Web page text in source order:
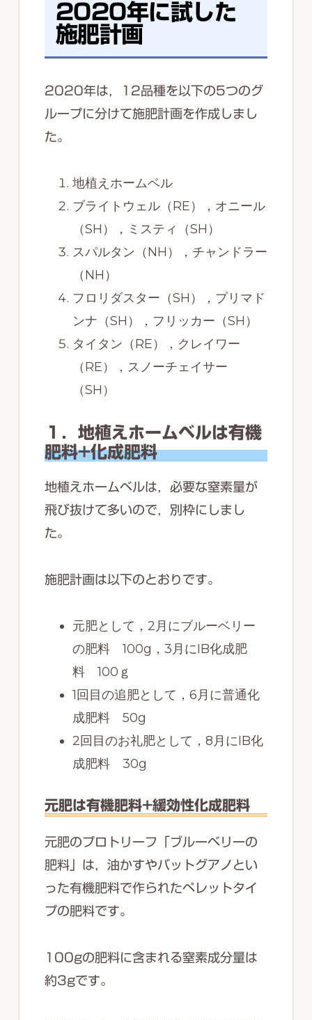
2020年に試した
施肥計画
2020年は，12品種を以下の5つのグ
ループに分けて施肥計画を作成しまし
た。
地植えホームベル
ブライトウェル（RE），オニール
（SH），ミスティ（SH）
スパルタン（NH），チャンドラー
（NH）
フロリダスター（SH），プリマド
ンナ（SH），フリッカー（SH）
タイタン（RE），クレイワー
（RE），スノーチェイサー
（SH）
１．地植えホームベルは有機
肥料+化成肥料
地植えホームベルは，必要な窒素量が
飛び抜けて多いので，別枠にしまし
た。
施肥計画は以下のとおりです。
元肥として，2月にブルーベリー
の肥料 100g，3月にIB化成肥
料 100ｇ
1回目の追肥として，6月に普通化
成肥料 50g
2回目のお礼肥として，8月にIB化
成肥料 30g
元肥は有機肥料+緩効性化成肥料
元肥のプロトリーフ「ブルーベリーの
肥料」は，油かすやバットグアノとい
った有機肥料で作られたペレットタイ
プの肥料です。
100gの肥料に含まれる窒素成分量は
約3gです。